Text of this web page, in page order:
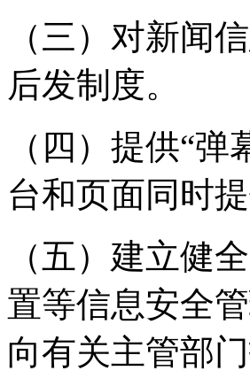
（三）对新闻
后发制度。
（四）提供“
台和页面同时
（五）建立健
置等信息安全
向有关主管部门